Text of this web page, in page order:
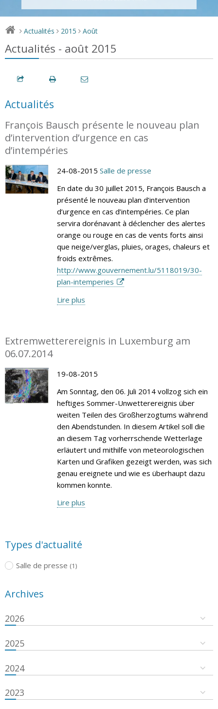
> Actualités > 2015 > Août
Actualités - août 2015
Actualités
François Bausch présente le nouveau plan
d’intervention d’urgence en cas
d’intempéries
24-08-2015 Salle de presse
En date du 30 juillet 2015, François Bausch a
présenté le nouveau plan d’intervention
d’urgence en cas d’intempéries. Ce plan
servira dorénavant à déclencher des alertes
orange ou rouge en cas de vents forts ainsi
que neige/verglas, pluies, orages, chaleurs et
froids extrêmes.
http://www.gouvernement.lu/5118019/30-
plan-intemperies
Lire plus
Extremwetterereignis in Luxemburg am
06.07.2014
19-08-2015
Am Sonntag, den 06. Juli 2014 vollzog sich ein
heftiges Sommer-Unwetterereignis über
weiten Teilen des Großherzogtums während
den Abendstunden. In diesem Artikel soll die
an diesem Tag vorherrschende Wetterlage
erläutert und mithilfe von meteorologischen
Karten und Grafiken gezeigt werden, was sich
genau ereignete und wie es überhaupt dazu
kommen konnte.
Lire plus
Types d'actualité
Salle de presse (1)
Archives
2026
2025
2024
2023